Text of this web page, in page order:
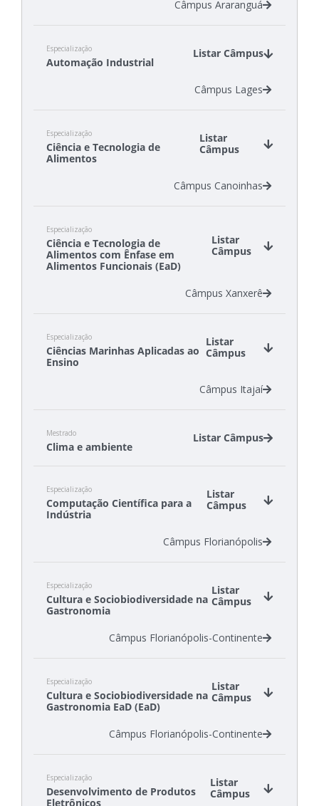
Câmpus Araranguá
Especialização
Automação Industrial
Listar Câmpus
Câmpus Lages
Especialização
Ciência e Tecnologia de
Alimentos
Listar
Câmpus
Câmpus Canoinhas
Especialização
Ciência e Tecnologia de
Alimentos com Ênfase em
Alimentos Funcionais (EaD)
Listar
Câmpus
Câmpus Xanxerê
Especialização
Ciências Marinhas Aplicadas ao
Ensino
Listar
Câmpus
Câmpus Itajaí
Mestrado
Clima e ambiente
Listar Câmpus
Câmpus Garopaba
Câmpus Itajaí
Especialização
Computação Científica para a
Indústria
Listar
Câmpus
Câmpus Florianópolis
Especialização
Cultura e Sociobiodiversidade na
Gastronomia
Listar
Câmpus
Câmpus Florianópolis-Continente
Especialização
Cultura e Sociobiodiversidade na
Gastronomia EaD (EaD)
Listar
Câmpus
Câmpus Florianópolis-Continente
Especialização
Desenvolvimento de Produtos
Eletrônicos
Listar
Câmpus